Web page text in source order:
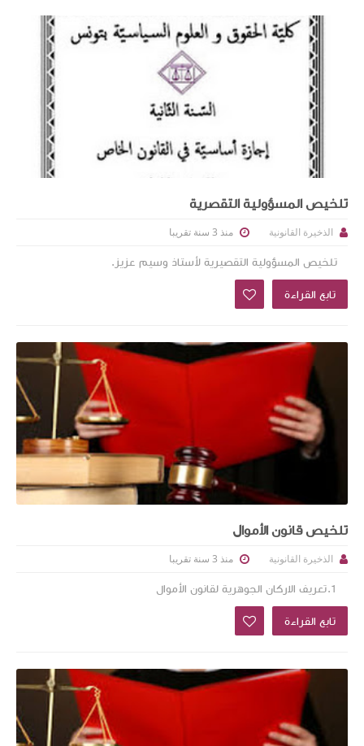
تلخيص المسؤولية التقصرية
الذخيرة القانونية منذ 3 سنة تقريبا
تلخيص المسؤولية التقصيرية لأستاذ وسيم عزيز.
تابع القراءة
تلخيص قانون الأموال
الذخيرة القانونية منذ 3 سنة تقريبا
تابع القراءة